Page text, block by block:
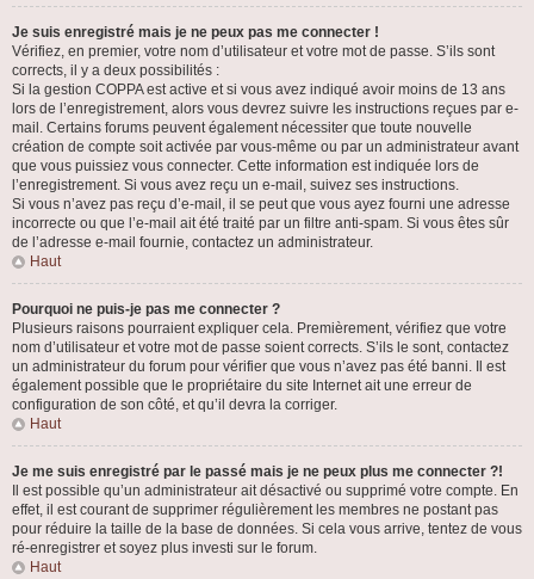
Je suis enregistré mais je ne peux pas me connecter !
Vérifiez, en premier, votre nom d’utilisateur et votre mot de passe. S’ils sont
corrects, il y a deux possibilités :
Si la gestion COPPA est active et si vous avez indiqué avoir moins de 13 ans
lors de l’enregistrement, alors vous devrez suivre les instructions reçues par e-
mail. Certains forums peuvent également nécessiter que toute nouvelle
création de compte soit activée par vous-même ou par un administrateur avant
que vous puissiez vous connecter. Cette information est indiquée lors de
l’enregistrement. Si vous avez reçu un e-mail, suivez ses instructions.
Si vous n’avez pas reçu d’e-mail, il se peut que vous ayez fourni une adresse
incorrecte ou que l’e-mail ait été traité par un filtre anti-spam. Si vous êtes sûr
de l’adresse e-mail fournie, contactez un administrateur.
Haut
Pourquoi ne puis-je pas me connecter ?
Plusieurs raisons pourraient expliquer cela. Premièrement, vérifiez que votre
nom d’utilisateur et votre mot de passe soient corrects. S’ils le sont, contactez
un administrateur du forum pour vérifier que vous n’avez pas été banni. Il est
également possible que le propriétaire du site Internet ait une erreur de
configuration de son côté, et qu’il devra la corriger.
Haut
Je me suis enregistré par le passé mais je ne peux plus me connecter ?!
Il est possible qu’un administrateur ait désactivé ou supprimé votre compte. En
effet, il est courant de supprimer régulièrement les membres ne postant pas
pour réduire la taille de la base de données. Si cela vous arrive, tentez de vous
ré-enregistrer et soyez plus investi sur le forum.
Haut